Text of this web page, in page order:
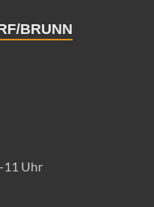
BRUNN
11 Uhr